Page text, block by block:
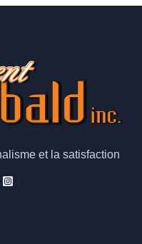
et la satisfaction